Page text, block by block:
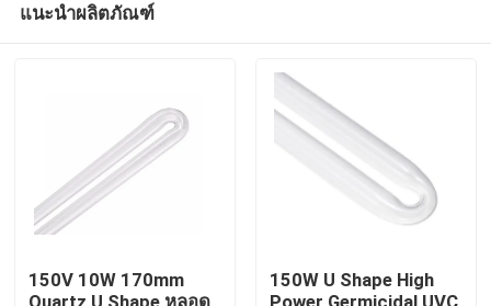
แนะนำผลิตภัณฑ์
150V 10W 170mm
150W U Shape High